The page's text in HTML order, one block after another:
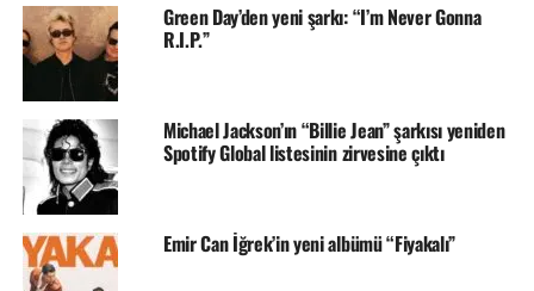
Green Day’den yeni şarkı: “I’m Never Gonna
R.I.P.”
Michael Jackson’ın “Billie Jean” şarkısı yeniden
Spotify Global listesinin zirvesine çıktı
Emir Can İğrek’in yeni albümü “Fiyakalı”